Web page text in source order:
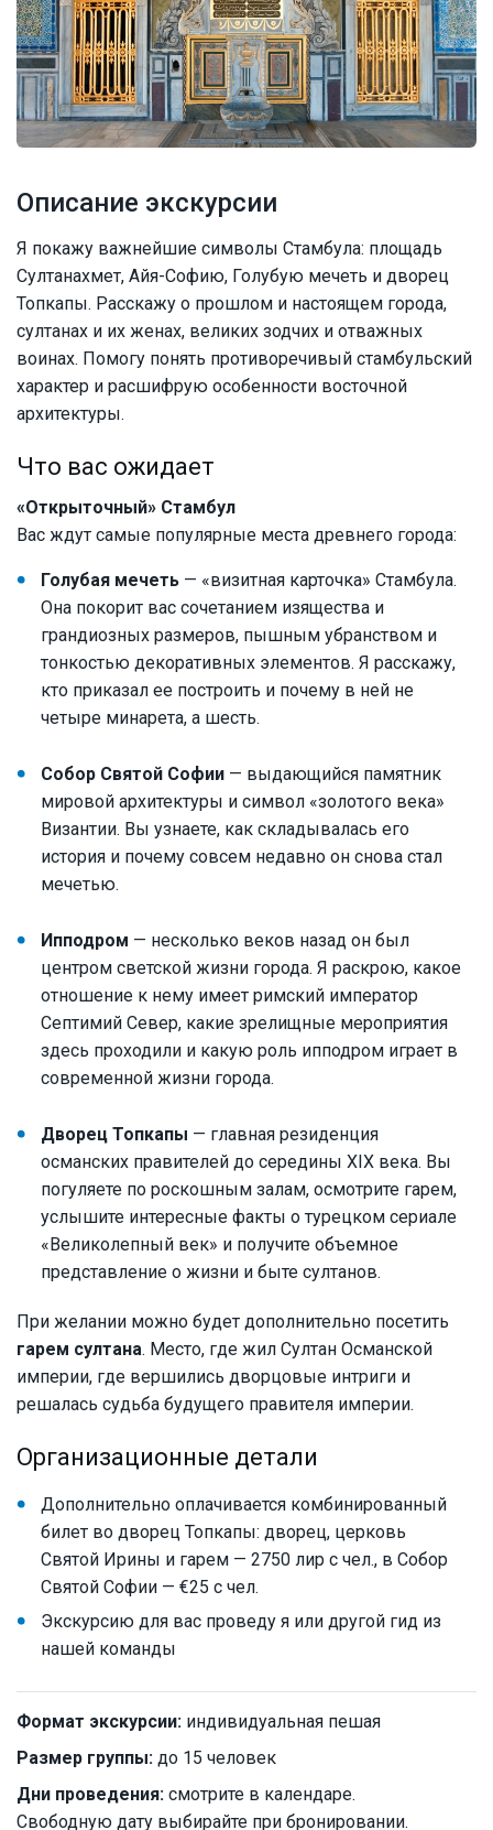
Описание экскурсии
Я покажу важнейшие символы Стамбула: площадь
Султанахмет, Айя-Софию, Голубую мечеть и дворец
Топкапы. Расскажу о прошлом и настоящем города,
султанах и их женах, великих зодчих и отважных
воинах. Помогу понять противоречивый стамбульский
характер и расшифрую особенности восточной
архитектуры.
Что вас ожидает
«Открыточный» Стамбул
Вас ждут самые популярные места древнего города:
Голубая мечеть — «визитная карточка» Стамбула.
Она покорит вас сочетанием изящества и
грандиозных размеров, пышным убранством и
тонкостью декоративных элементов. Я расскажу,
кто приказал ее построить и почему в ней не
четыре минарета, а шесть.
Собор Святой Софии — выдающийся памятник
мировой архитектуры и символ «золотого века»
Византии. Вы узнаете, как складывалась его
история и почему совсем недавно он снова стал
мечетью.
Ипподром — несколько веков назад он был
центром светской жизни города. Я раскрою, какое
отношение к нему имеет римский император
Септимий Север, какие зрелищные мероприятия
здесь проходили и какую роль ипподром играет в
современной жизни города.
Дворец Топкапы — главная резиденция
османских правителей до середины XIX века. Вы
погуляете по роскошным залам, осмотрите гарем,
услышите интересные факты о турецком сериале
«Великолепный век» и получите объемное
представление о жизни и быте султанов.
При желании можно будет дополнительно посетить
гарем султана. Место, где жил Султан Османской
империи, где вершились дворцовые интриги и
решалась судьба будущего правителя империи.
Организационные детали
Дополнительно оплачивается комбинированный
билет во дворец Топкапы: дворец, церковь
Святой Ирины и гарем — 2750 лир с чел., в Собор
Святой Софии — €25 с чел.
Экскурсию для вас проведу я или другой гид из
нашей команды
Формат экскурсии: индивидуальная пешая
Размер группы: до 15 человек
Дни проведения: смотрите в календаре.
Свободную дату выбирайте при бронировании.